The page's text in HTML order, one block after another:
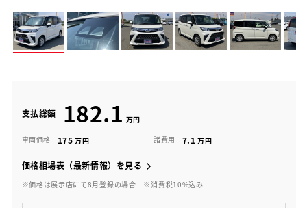
支払総額 182.1
車両価格 175 諸費用 7.1
価格相場表（最新情報）を見る
※価格は展示店にて8月登録の場合 ※消費税10%込み